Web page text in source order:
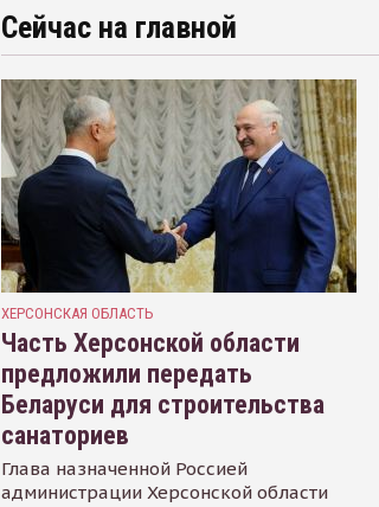
Сейчас на главной
ХЕРСОНСКАЯ ОБЛАСТЬ
Часть Херсонской области
предложили передать
Беларуси для строительства
санаториев
Глава назначенной Россией
администрации Херсонской области